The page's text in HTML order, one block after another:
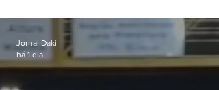
passagens
Jornal Daki
há 1 dia